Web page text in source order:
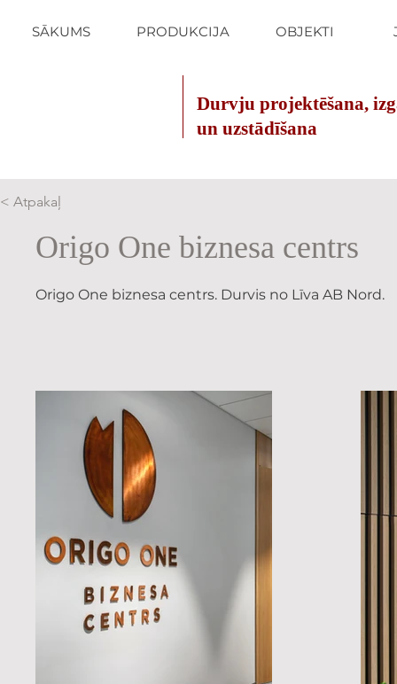
SĀKUMS PRODUKCIJA OBJEKTI
Durvju projektēšana,
un uzstādīšana
< Atpakaļ
Origo One biznesa centrs
Origo One biznesa centrs. Durvis no Līva AB Nord.